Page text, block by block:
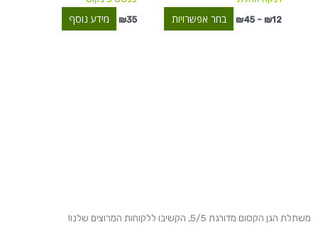
₪12
–
₪45 בחר אפשרויות ₪35 מידע נוסף
משתלת הגן הקסום מדורגת 5/5, הקשיבו ללקוחות המרוצים שלנו!